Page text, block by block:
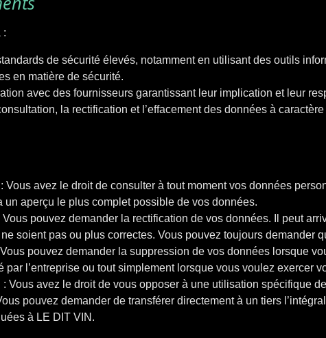
:
de sécurité élevés, notamment en utilisant des outils
en matière de sécurité.
avec des fournisseurs garantissant leur implication et leur
la rectification et l’effacement des données à
Vous avez le droit de consulter à tout moment vos données
un aperçu le plus complet possible de vos données.
pouvez demander la rectification de vos données. Il peut
soient pas ou plus correctes. Vous pouvez toujours demander
pouvez demander la suppression de vos données lorsque
par l’entreprise ou tout simplement lorsque vous voulez exercer
Vous avez le droit de vous opposer à une utilisation spécifique
pouvez demander de transférer directement à un tiers
à LE DIT VIN.